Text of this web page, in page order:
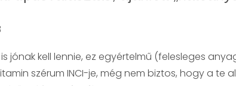
jónak kell lennie, ez egyértelmű (felesleges
szérum INCI-je, még nem biztos, hogy a